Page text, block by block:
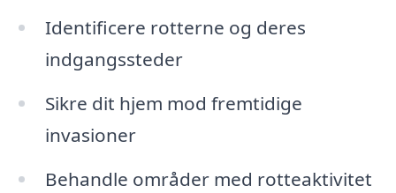
Identificere rotterne og deres
indgangssteder
Sikre dit hjem mod fremtidige
invasioner
Behandle områder med rotteaktivitet